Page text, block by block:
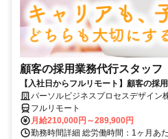
顧客の採用業務代行スタッフ
【入社日からフルリモート】顧客の採
パーソルビジネスプロセスデザイン
フルリモート
月給210,000円～289,900円
勤務時間詳細 総労働時間：1ヶ月あ